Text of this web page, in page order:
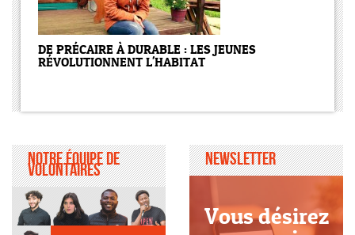
DE PRÉCAIRE À DURABLE : LES JEUNES
RÉVOLUTIONNENT L'HABITAT
Notre équipe de
volontaires
Newsletter
Vous désirez